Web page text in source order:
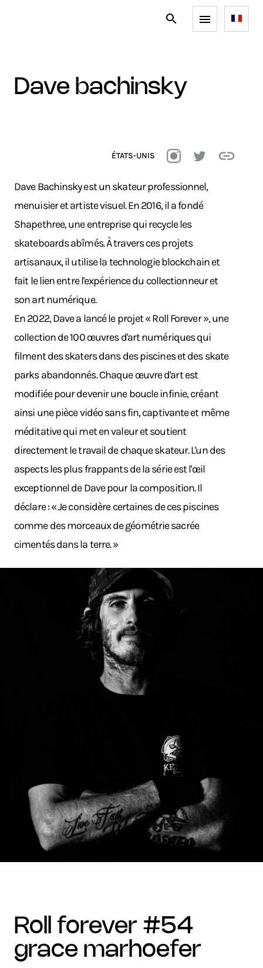
dave bachinsky
ÉTATS-UNIS
Dave Bachinsky est un skateur professionnel,
menuisier et artiste visuel. En 2016, il a fondé
Shapethree, une entreprise qui recycle les
skateboards abîmés. À travers ces projets
artisanaux, il utilise la technologie blockchain et
fait le lien entre l'expérience du collectionneur et
son art numérique.
En 2022, Dave a lancé le projet « Roll Forever », une
collection de 100 œuvres d'art numériques qui
filment des skaters dans des piscines et des skate
parks abandonnés. Chaque œuvre d'art est
modifiée pour devenir une boucle infinie, créant
ainsi une pièce vidéo sans fin, captivante et même
méditative qui met en valeur et soutient
directement le travail de chaque skateur. L'un des
aspects les plus frappants de la série est l'œil
exceptionnel de Dave pour la composition. Il
déclare : « Je considère certaines de ces piscines
comme des morceaux de géométrie sacrée
cimentés dans la terre. »
roll forever #54
grace marhoefer